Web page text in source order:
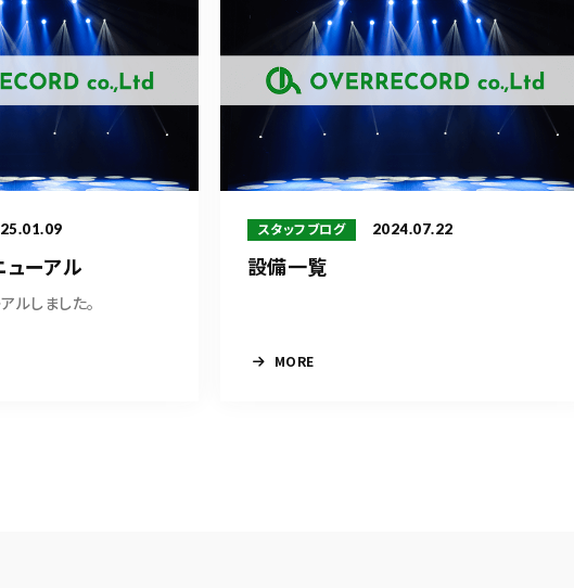
ューアル
ルしました。
スタッフブログ 2024.07.22
設備一覧
MORE